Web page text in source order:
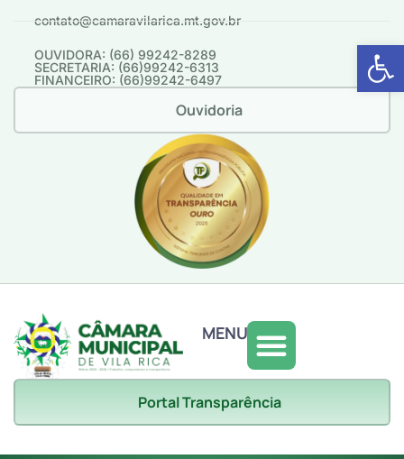
Abrir
contato@camaravilarica.mt.gov.br
OUVIDORA: (66) 99242-8289
SECRETARIA: (66)99242-6313
FINANCEIRO: (66)99242-6497
Ouvidoria
MENU
Portal Transparência